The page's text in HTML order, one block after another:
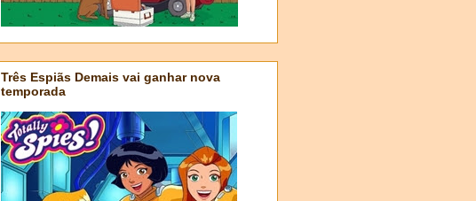
Três Espiãs Demais vai ganhar nova
temporada